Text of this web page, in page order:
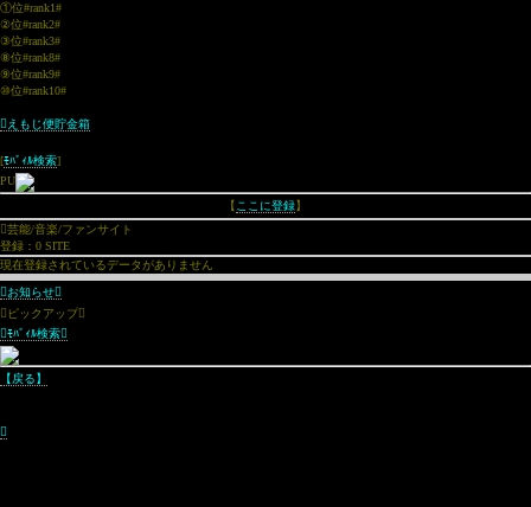
①位#rank1#
②位#rank2#
③位#rank3#
⑧位#rank8#
⑨位#rank9#
⑩位#rank10#
えもじ便貯金箱
[ﾓﾊﾞｨﾙ検索]
PU
【 ここに登録】
芸能/音楽/ファンサイト
登録：0 SITE
現在登録されているデータがありません
お知らせ
ピックアップ
ﾓﾊﾞｨﾙ検索
【戻る】
